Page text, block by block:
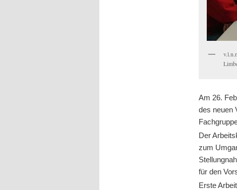
Am 26.
des neuen
Der
zum
für den
Erste